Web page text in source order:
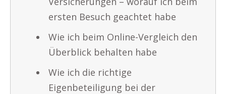
ersten Besuch geachtet habe
Wie ich beim Online-Vergleich den
Überblick behalten habe
Wie ich die richtige
Eigenbeteiligung bei der